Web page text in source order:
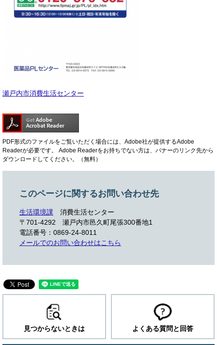
瀬戸内市消費生活センター
PDF形式のファイルをご覧いただく場合には、Adobe社が提供するAdobe
Readerが必要です。
Adobe Readerをお持ちでない方は、バナーのリンク先から
ダウンロードしてください。（無料）
このページに関するお問い合わせ先
生活環境課
消費生活センター
〒701-4292
瀬戸内市邑久町尾張300番地1
電話番号：0869-24-8011
メールでのお問い合わせはこちら
見つからないときは よくある質問と回答